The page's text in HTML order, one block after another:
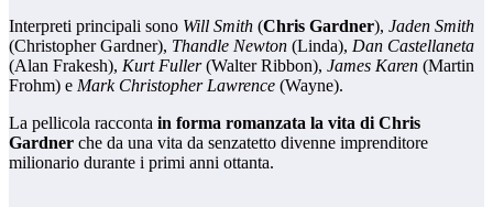
Interpreti principali sono Will Smith (Chris Gardner), Jaden Smith
(Christopher Gardner), Thandle Newton (Linda), Dan Castellaneta
(Alan Frakesh), Kurt Fuller(Walter Ribbon), James Karen (Martin
Frohm) e Mark Christopher Lawrence (Wayne).
La pellicola racconta in forma romanzata la vita di Chris
Gardner che da una vita da senzatetto divenne imprenditore
milionario durante i primi anni ottanta.